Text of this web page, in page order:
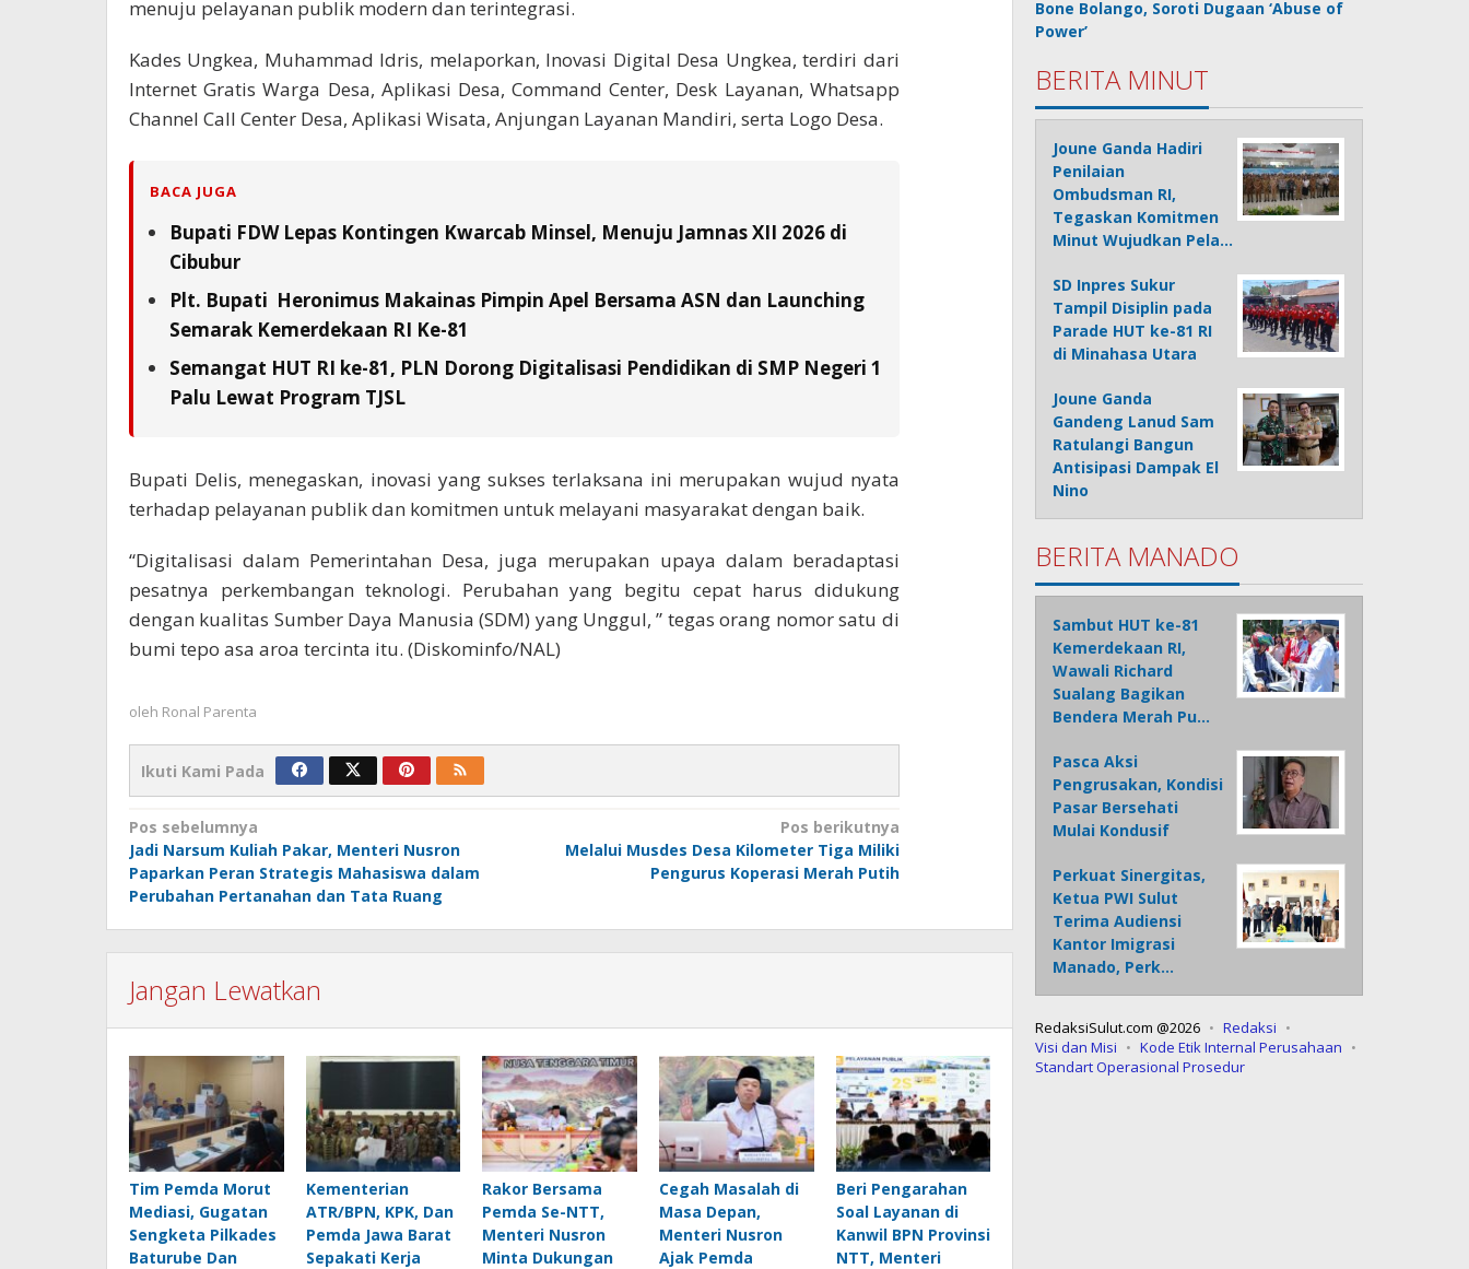
menuju pelayanan publik modern dan terintegrasi.
Kades Ungkea, Muhammad Idris, melaporkan, Inovasi Digital Desa Ungkea, terdiri dari
Internet Gratis Warga Desa, Aplikasi Desa, Command Center, Desk Layanan, Whatsapp
Channel Call Center Desa, Aplikasi Wisata, Anjungan Layanan Mandiri, serta Logo Desa.
BACA JUGA
Bupati FDW Lepas Kontingen Kwarcab Minsel, Menuju Jamnas XII 2026 di
Cibubur
Plt. Bupati Heronimus Makainas Pimpin Apel Bersama ASN dan Launching
Semarak Kemerdekaan RI Ke-81
Semangat HUT RI ke-81, PLN Dorong Digitalisasi Pendidikan di SMP Negeri 1
Palu Lewat Program TJSL
Bupati Delis, menegaskan, inovasi yang sukses terlaksana ini merupakan wujud nyata
terhadap pelayanan publik dan komitmen untuk melayani masyarakat dengan baik.
“Digitalisasi dalam Pemerintahan Desa, juga merupakan upaya dalam beradaptasi
pesatnya perkembangan teknologi. Perubahan yang begitu cepat harus didukung
dengan kualitas Sumber Daya Manusia (SDM) yang Unggul, ” tegas orang nomor satu di
bumi tepo asa aroa tercinta itu. (Diskominfo/NAL)
oleh Ronal Parenta
Ikuti Kami Pada
Navigasi
pos
Pos sebelumnya
Jadi Narsum Kuliah Pakar, Menteri Nusron
Paparkan Peran Strategis Mahasiswa dalam
Perubahan Pertanahan dan Tata Ruang
Pos berikutnya
Melalui Musdes Desa Kilometer Tiga Miliki
Pengurus Koperasi Merah Putih
Jangan Lewatkan
Tim Pemda Morut
Mediasi, Gugatan
Sengketa Pilkades
Baturube Dan
Kementerian
ATR/BPN, KPK, Dan
Pemda Jawa Barat
Sepakati Kerja
Rakor Bersama
Pemda Se-NTT,
Menteri Nusron
Minta Dukungan
Cegah Masalah di
Masa Depan,
Menteri Nusron
Ajak Pemda
Beri Pengarahan
Soal Layanan di
Kanwil BPN Provinsi
NTT, Menteri
Bone Bolango, Soroti Dugaan ‘Abuse of
Power’
BERITA MINUT
Joune Ganda Hadiri
Penilaian
Ombudsman RI,
Tegaskan Komitmen
Minut Wujudkan Pela…
SD Inpres Sukur
Tampil Disiplin pada
Parade HUT ke-81 RI
di Minahasa Utara
Joune Ganda
Gandeng Lanud Sam
Ratulangi Bangun
Antisipasi Dampak El
Nino
BERITA MANADO
Sambut HUT ke-81
Kemerdekaan RI,
Wawali Richard
Sualang Bagikan
Bendera Merah Pu…
Pasca Aksi
Pengrusakan, Kondisi
Pasar Bersehati
Mulai Kondusif
Perkuat Sinergitas,
Ketua PWI Sulut
Terima Audiensi
Kantor Imigrasi
Manado, Perk…
RedaksiSulut.com @2026
Redaksi
Visi dan Misi
Kode Etik Internal Perusahaan
Standart Operasional Prosedur